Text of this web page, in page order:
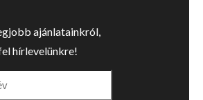
ajánlatainkról,
hírlevelünkre!